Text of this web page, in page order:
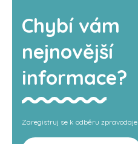
Chybí vám
nejnovější
informace?
Zaregistruj se k odběru zpravodaje